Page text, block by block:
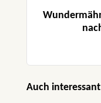
Produktgalerie
Auch interessant